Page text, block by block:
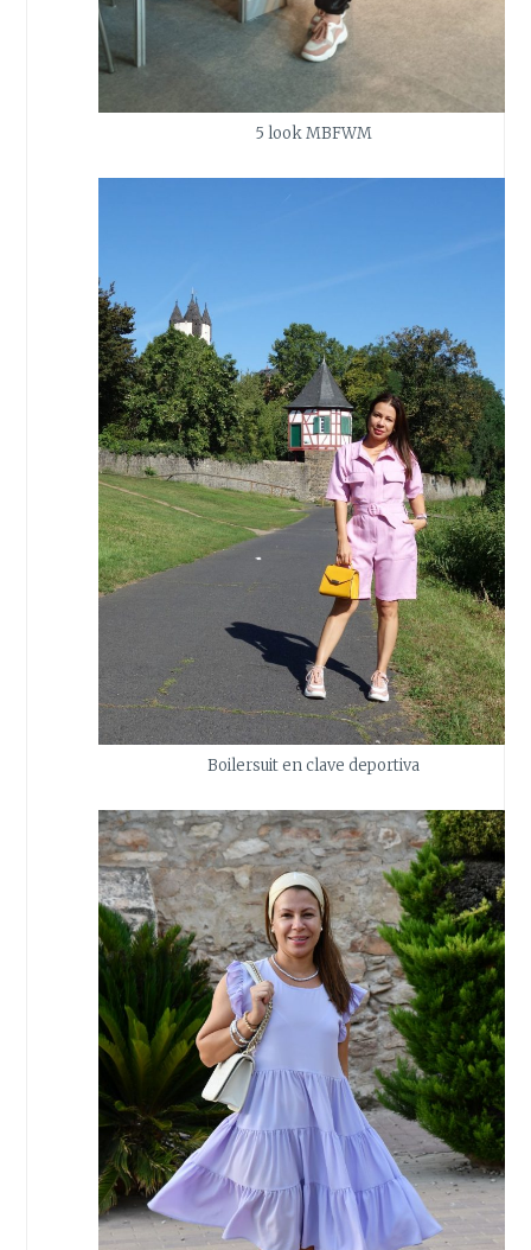
5 look MBFWM
Boilersuit en clave deportiva